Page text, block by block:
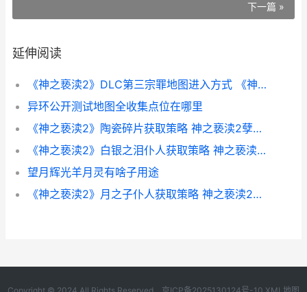
下一篇 »
延伸阅读
《神之亵渎2》DLC第三宗罪地图进入方式 《神之亵渎2》我之罪仁慈雕像在哪里
异环公开测试地图全收集点位在哪里
《神之亵渎2》陶瓷碎片获取策略 神之亵渎2孽刃怎么获取
《神之亵渎2》白银之泪仆人获取策略 神之亵渎2dlc怎么进入
望月辉光羊月灵有啥子用途
《神之亵渎2》月之子仆人获取策略 神之亵渎2攻略